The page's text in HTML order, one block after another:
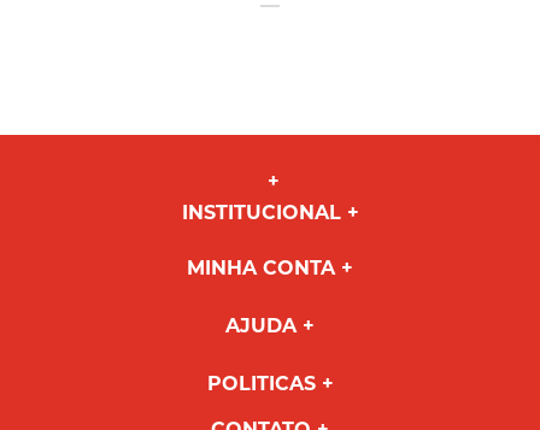
INSTITUCIONAL
MINHA CONTA
AJUDA
POLITICAS